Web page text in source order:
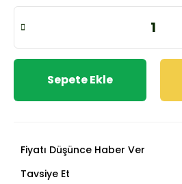
Sepete Ekle
Fiyatı Düşünce Haber Ver
Tavsiye Et